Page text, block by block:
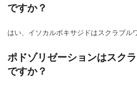
ですか？
はい、イソカルボキサジドはスクラブル
ポドゾリゼーションはスク
ですか？